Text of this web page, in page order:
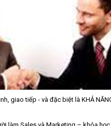
giao tiếp - và đặc biệt là KHẢ